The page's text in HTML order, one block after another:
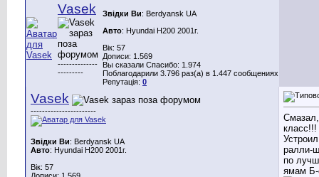
Vasek
--------------
---------
Звідки Ви: Berdyansk UA
Авто: Hyundai H200 2001г.
Вік: 57
Дописи: 1.569
Вы сказали Спасибо: 1.974
Поблагодарили 3.796 раз(а) в 1.447 сообщениях
Репутація: 0
Vasek
-----------------------
Звідки Ви: Berdyansk UA
Авто: Hyundai H200 2001г.
Вік: 57
Дописи: 1.569
класс!!!
Устроил
ралли-
по
ямам Б-